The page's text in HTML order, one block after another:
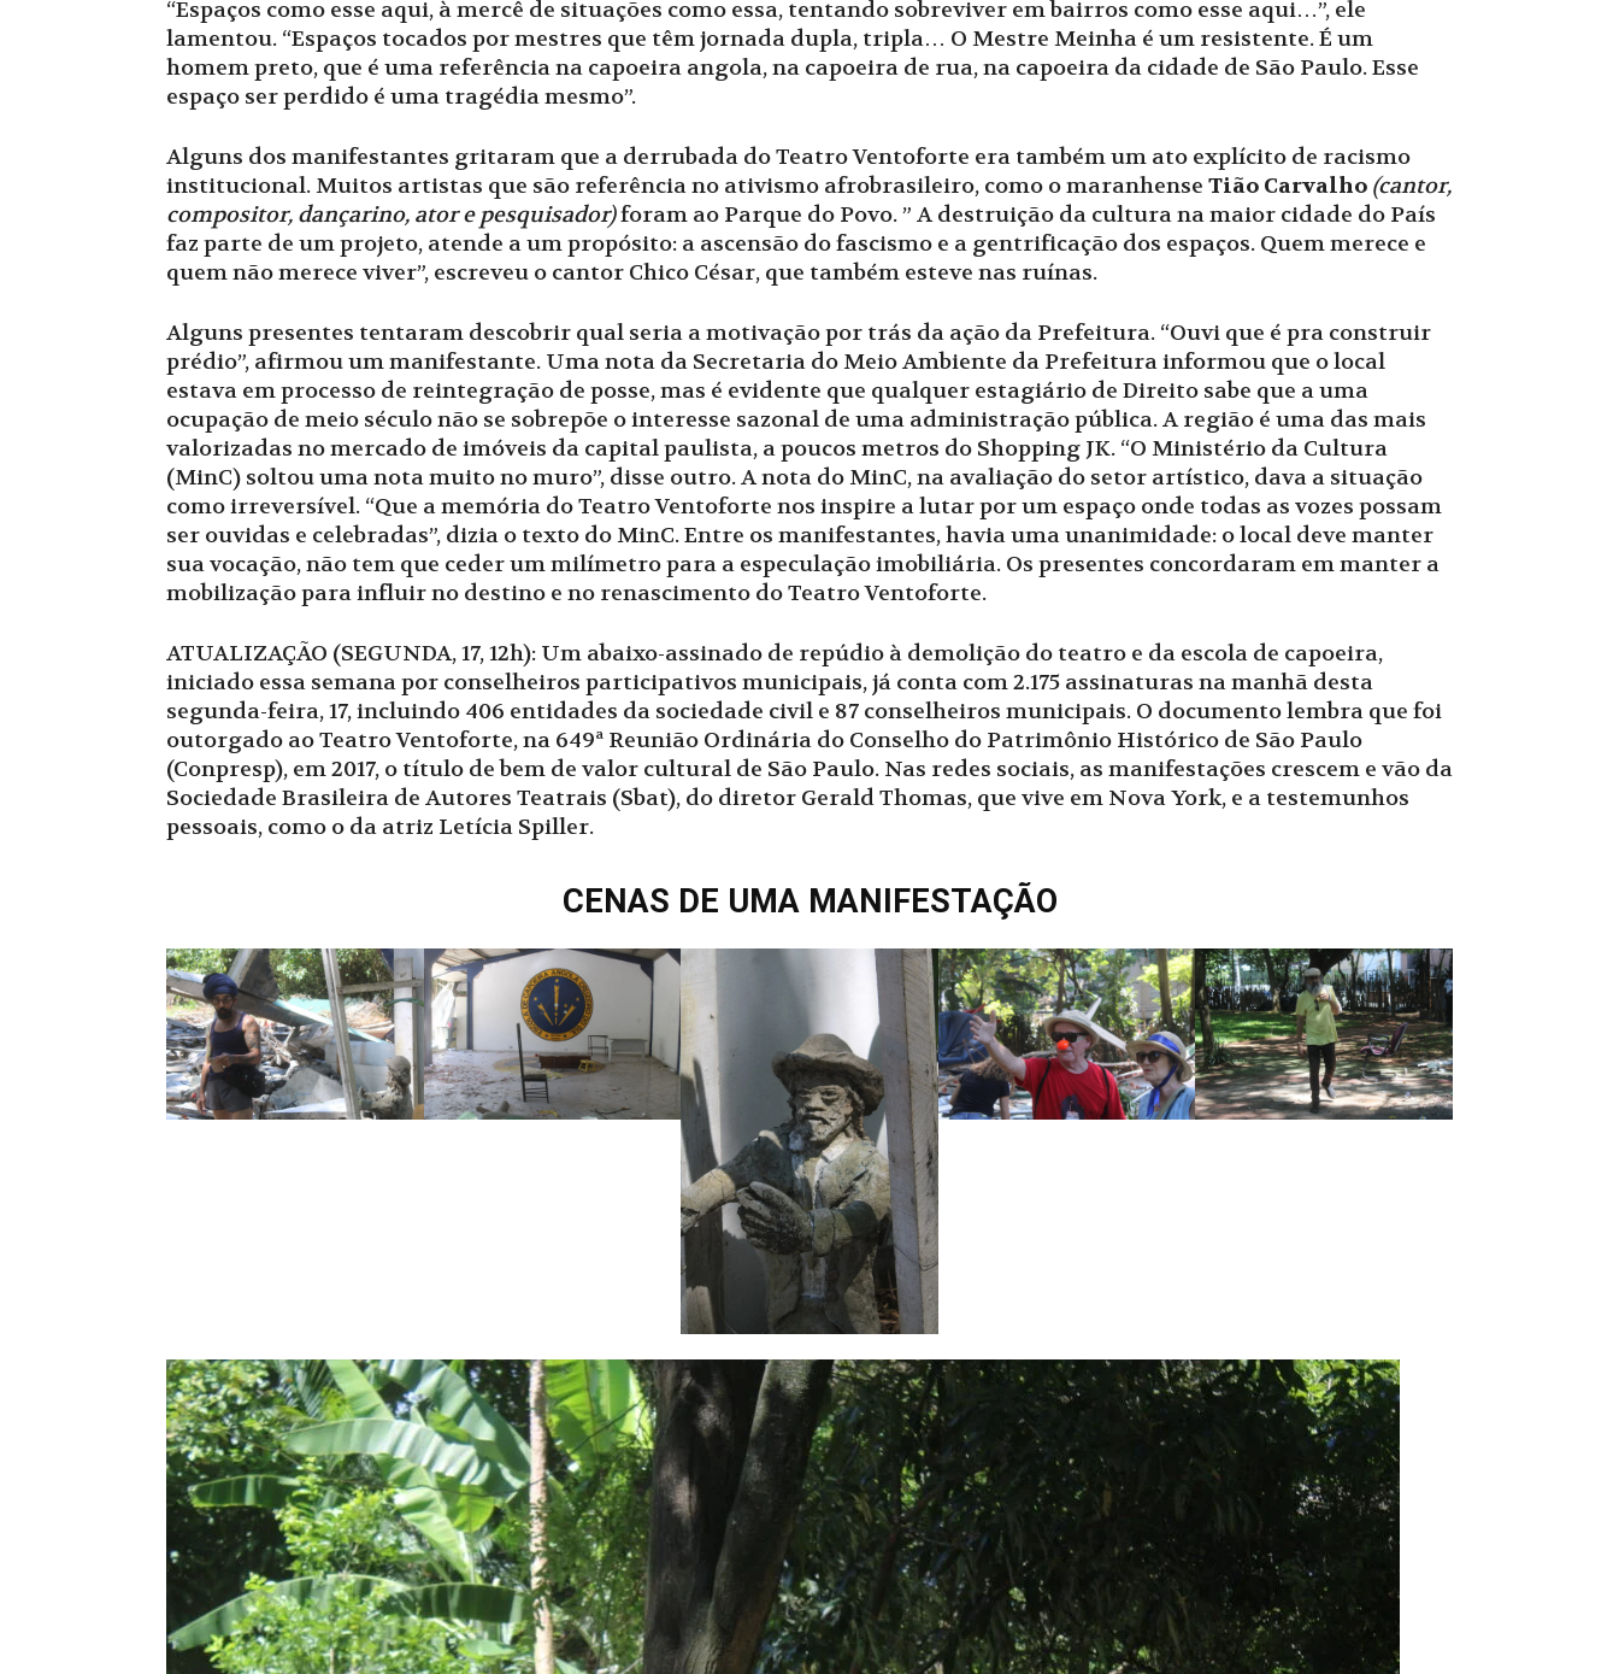
“Espaços como esse aqui, à mercê de situações como essa, tentando sobreviver em bairros como esse aqui…”, ele
lamentou. “Espaços tocados por mestres que têm jornada dupla, tripla… O Mestre Meinha é um resistente. É um
homem preto, que é uma referência na capoeira angola, na capoeira de rua, na capoeira da cidade de São Paulo. Esse
espaço ser perdido é uma tragédia mesmo”.
Alguns dos manifestantes gritaram que a derrubada do Teatro Ventoforte era também um ato explícito de racismo
institucional. Muitos artistas que são referência no ativismo afrobrasileiro, como o maranhense Tião Carvalho (cantor,
compositor, dançarino, ator e pesquisador)foram ao Parque do Povo. ” A destruição da cultura na maior cidade do País
faz parte de um projeto, atende a um propósito: a ascensão do fascismo e a gentrificação dos espaços. Quem merece e
quem não merece viver”, escreveu o cantor Chico César, que também esteve nas ruínas.
Alguns presentes tentaram descobrir qual seria a motivação por trás da ação da Prefeitura. “Ouvi que é pra construir
prédio”, afirmou um manifestante. Uma nota da Secretaria do Meio Ambiente da Prefeitura informou que o local
estava em processo de reintegração de posse, mas é evidente que qualquer estagiário de Direito sabe que a uma
ocupação de meio século não se sobrepõe o interesse sazonal de uma administração pública. A região é uma das mais
valorizadas no mercado de imóveis da capital paulista, a poucos metros do Shopping JK. “O Ministério da Cultura
(MinC) soltou uma nota muito no muro”, disse outro. A nota do MinC, na avaliação do setor artístico, dava a situação
como irreversível. “Que a memória do Teatro Ventoforte nos inspire a lutar por um espaço onde todas as vozes possam
ser ouvidas e celebradas”, dizia o texto do MinC. Entre os manifestantes, havia uma unanimidade: o local deve manter
sua vocação, não tem que ceder um milímetro para a especulação imobiliária. Os presentes concordaram em manter a
mobilização para influir no destino e no renascimento do Teatro Ventoforte.
ATUALIZAÇÃO (SEGUNDA, 17, 12h): Um abaixo-assinado de repúdio à demolição do teatro e da escola de capoeira,
iniciado essa semana por conselheiros participativos municipais, já conta com 2.175 assinaturas na manhã desta
segunda-feira, 17, incluindo 406 entidades da sociedade civil e 87 conselheiros municipais. O documento lembra que foi
outorgado ao Teatro Ventoforte, na 649ª Reunião Ordinária do Conselho do Patrimônio Histórico de São Paulo
(Conpresp), em 2017, o título de bem de valor cultural de São Paulo. Nas redes sociais, as manifestações crescem e vão da
Sociedade Brasileira de Autores Teatrais (Sbat), do diretor Gerald Thomas, que vive em Nova York, e a testemunhos
pessoais, como o da atriz Letícia Spiller.
CENAS DE UMA MANIFESTAÇÃO